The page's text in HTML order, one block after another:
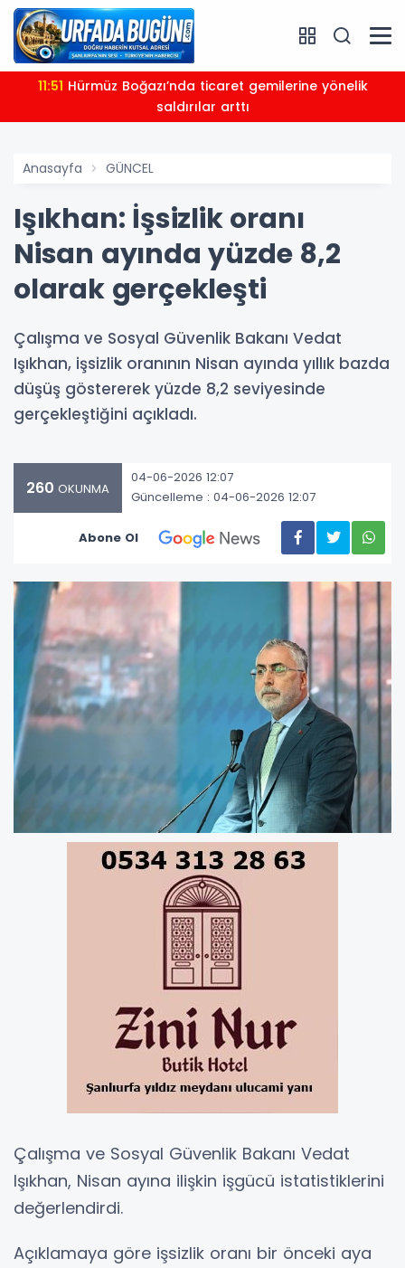
11:51
saldırılar arttı
Anasayfa GÜNCEL
Işıkhan: İşsizlik oranı
Nisan ayında yüzde 8,2
olarak gerçekleşti
Çalışma ve Sosyal Güvenlik Bakanı Vedat
Işıkhan, işsizlik oranının Nisan ayında yıllık bazda
düşüş göstererek yüzde 8,2 seviyesinde
gerçekleştiğini açıkladı.
260 OKUNMA
04-06-2026 12:07
Güncelleme : 04-06-2026 12:07
Abone Ol
Çalışma ve Sosyal Güvenlik Bakanı Vedat
Işıkhan, Nisan ayına ilişkin işgücü istatistiklerini
değerlendirdi.
Açıklamaya göre işsizlik oranı bir önceki aya